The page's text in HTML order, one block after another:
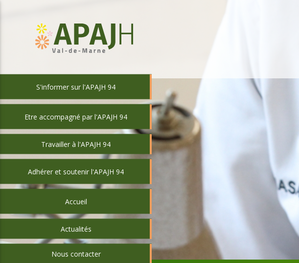
S'informer sur l'APAJH 94
Etre accompagné par l'APAJH 94
Travailler à l'APAJH 94
Adhérer et soutenir l'APAJH 94
Accueil
Actualités
Nous contacter